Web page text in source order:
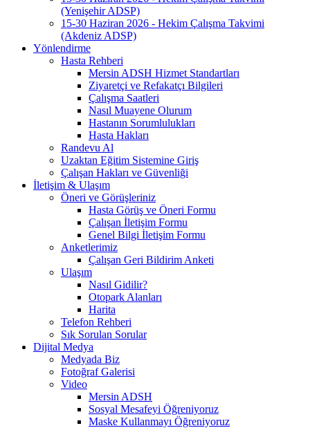
(Yenişehir ADSP)
15-30 Haziran 2026 - Hekim Çalışma Takvimi
(Akdeniz ADSP)
Yönlendirme
Hasta Rehberi
Mersin ADSH Hizmet Standartları
Ziyaretçi ve Refakatçı Bilgileri
Çalışma Saatleri
Nasıl Muayene Olurum
Hastanın Sorumlulukları
Hasta Hakları
Randevu Al
Uzaktan Eğitim Sistemine Giriş
Çalışan Hakları ve Güvenliği
İletişim & Ulaşım
Öneri ve Görüşleriniz
Hasta Görüş ve Öneri Formu
Çalışan İletişim Formu
Genel Bilgi İletişim Formu
Anketlerimiz
Çalışan Geri Bildirim Anketi
Ulaşım
Nasıl Gidilir?
Otopark Alanları
Harita
Telefon Rehberi
Sık Sorulan Sorular
Dijital Medya
Medyada Biz
Fotoğraf Galerisi
Video
Mersin ADSH
Sosyal Mesafeyi Öğreniyoruz
Maske Kullanmayı Öğreniyoruz